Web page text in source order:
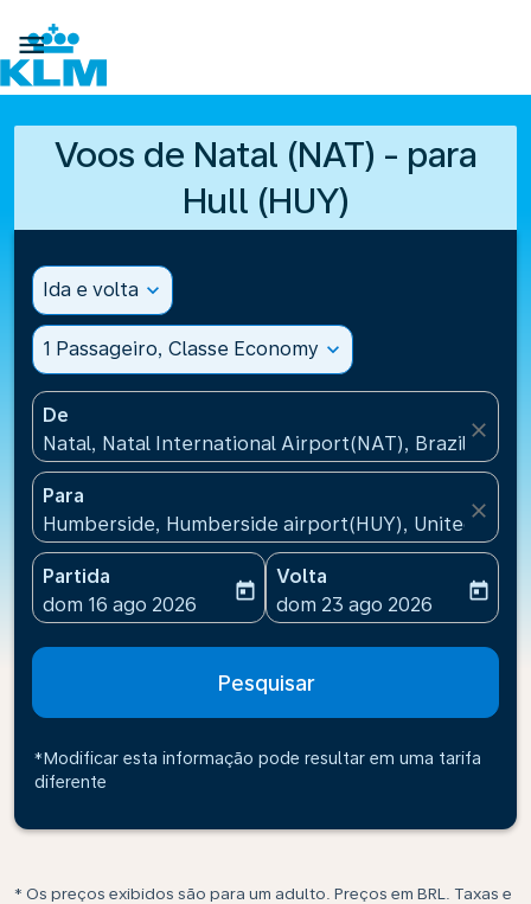

Voos de Natal (NAT) - para
Hull (HUY)
Ida e volta expand_more
1 Passageiro, Classe Economy expand_more
De
Natal, Natal International Airport(NAT), Brazil
close
Para
Humberside, Humberside airport(HUY), United
close
Partida
fc-booking-departure-date-aria-label
dom 16 ago 2026
today
Volta
fc-booking-return-date-
dom 23 ago 2026
today
Pesquisar
*Modificar esta informação pode resultar em uma tarifa
diferente
* Os preços exibidos são para um adulto. Preços em BRL. Taxas e